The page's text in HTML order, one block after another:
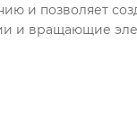
и позволяет
и вращающие